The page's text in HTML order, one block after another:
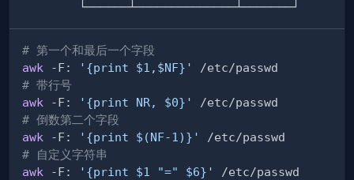
# 第一个和最后一个字段
awk -F: '{print $1,$NF}'
# 带行号
awk -F: '{print NR, $0}'
# 倒数第二个字段
awk -F: '{print $(NF-1)}'
# 自定义字符串
awk -F: '{print $1 "=" $6}'